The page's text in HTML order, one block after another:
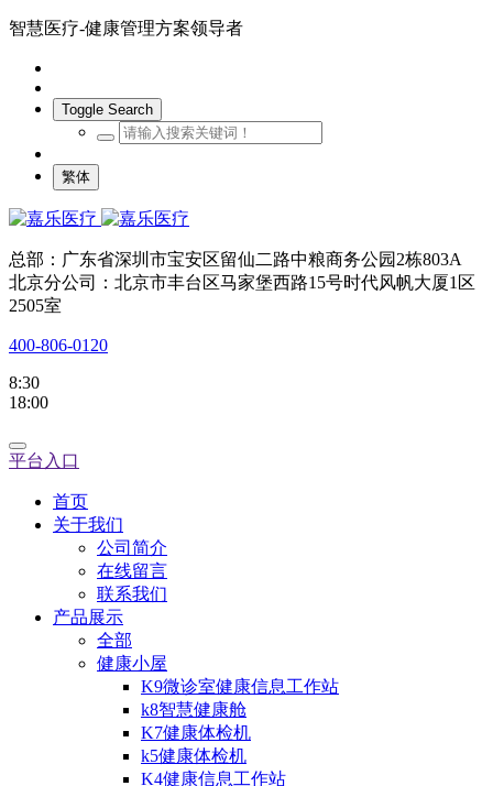
智慧医疗-健康管理方案领导者
Toggle Search
繁体
总部：广东省深圳市宝安区留仙二路中粮商务公园2栋803A
北京分公司：北京市丰台区马家堡西路15号时代风帆大厦1区
2505室
400-806-0120
8:30
18:00
平台入口
首页
关于我们
公司简介
在线留言
联系我们
产品展示
全部
健康小屋
K9微诊室健康信息工作站
k8智慧健康舱
K7健康体检机
k5健康体检机
K4健康信息工作站